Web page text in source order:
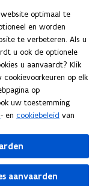
artikel van
tarief sociale
website optimaal te
en worden
te verbeteren. Als u
u ook de optionele
u aanvaardt? Klik
cookievoorkeuren op elk
op
uw toestemming
- en cookiebeleid van
aanvaarden